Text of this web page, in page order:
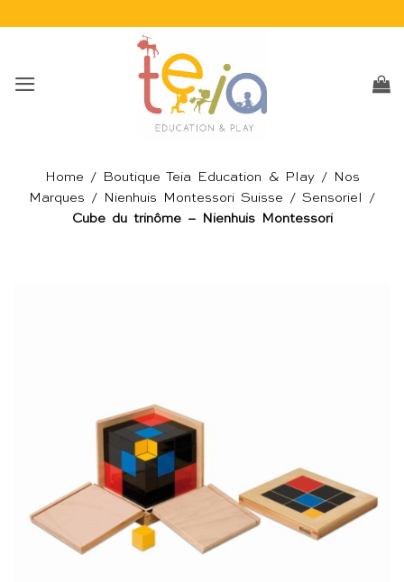
Home / Boutique Teia Education & Play/
Nos
Marques / Nienhuis Montessori Suisse / Sensoriel
/
Cube du trinôme – Nienhuis Montessori